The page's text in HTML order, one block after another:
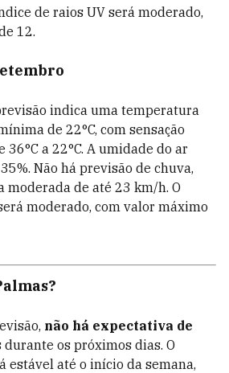
de raios UV será moderado,
12.
indica uma temperatura
de 22°C, com sensação
a 22°C. A umidade do ar
Não há previsão de chuva,
moderada de até 23 km/h. O
moderado, com valor máximo
não há expectativa de
durante os próximos dias. O
estável até o início da semana,